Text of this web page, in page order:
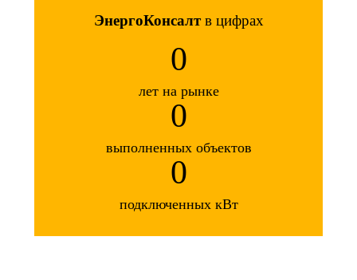
ЭнергоКонсалтв цифрах
0
лет на рынке
0
выполненных объектов
0
подключенных кВт